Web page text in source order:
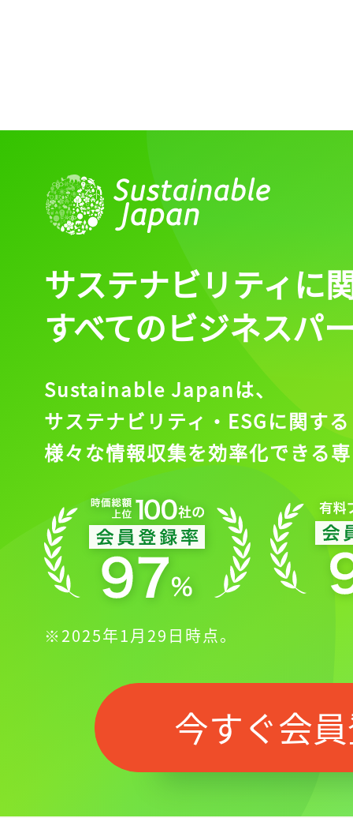
サステナビリティに
すべてのビジネスパ
Sustainable Japanは、
サステナビリティ・ESGに関する
様々な情報収集を効率化できる
※2025年1月29日時点。
今すぐ会